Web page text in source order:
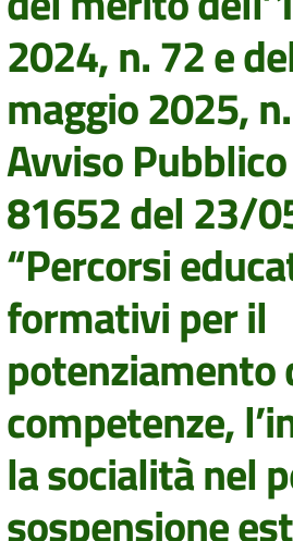
2024, n. 72 e
maggio 2025,
Avviso
81652 del 23/
“Percorsi
formativi per il
potenziamento
competenze,
la socialità nel
sospensione